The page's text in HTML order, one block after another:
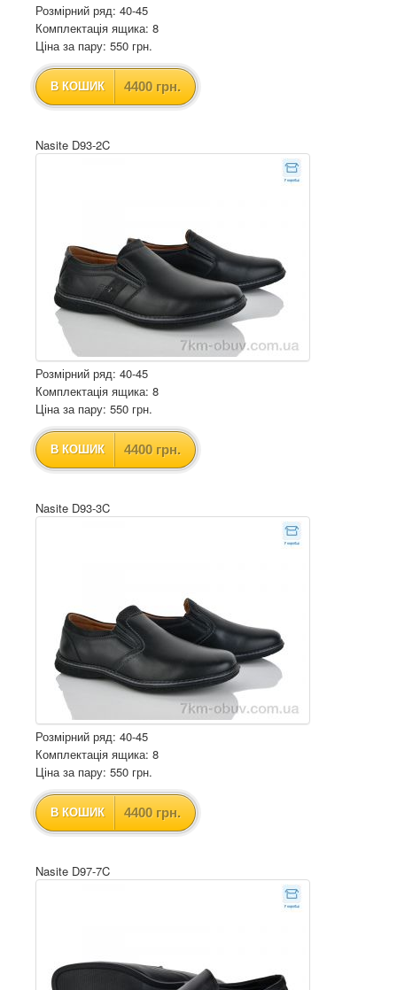
Розмірний ряд: 40-45
Комплектація ящика: 8
Ціна за пару: 550 грн.
В КОШИК 4400 грн.
Nasite D93-2C
Розмірний ряд: 40-45
Комплектація ящика: 8
Ціна за пару: 550 грн.
В КОШИК 4400 грн.
Nasite D93-3C
Розмірний ряд: 40-45
Комплектація ящика: 8
Ціна за пару: 550 грн.
В КОШИК 4400 грн.
Nasite D97-7C